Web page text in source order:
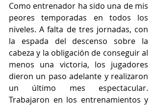
Como entrenador ha sido una de mis
peores temporadas en todos los
niveles. A falta de tres jornadas, con
la espada del descenso sobre la
cabeza y la obligación de conseguir al
menos una victoria, los jugadores
dieron un paso adelante y realizaron
un último mes espectacular.
Trabajaron en los entrenamientos y